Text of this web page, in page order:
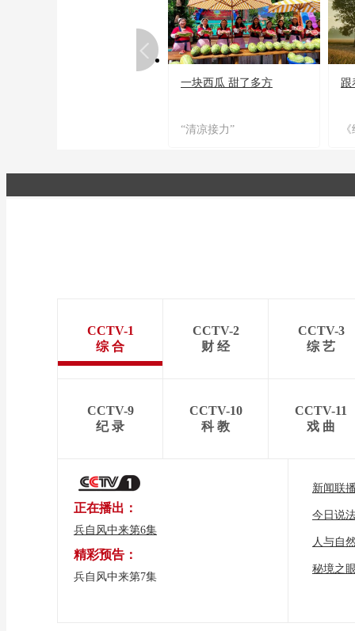
一块西瓜 甜了多方
“清凉接力”
跟
CCTV-1
综 合
CCTV-2
财 经
CCTV-3
综 艺
CCTV-9
纪 录
CCTV-10
科 教
CCTV-11
戏 曲
正在播出：
兵自风中来第6集
精彩预告：
兵自风中来第7集
新闻联
今日说
人与自
秘境之